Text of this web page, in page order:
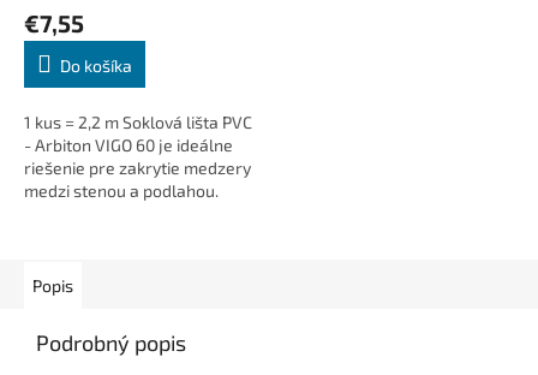
€7,55
Do košíka
1 kus = 2,2 m Soklová lišta PVC
- Arbiton VIGO 60 je ideálne
riešenie pre zakrytie medzery
medzi stenou a podlahou.
Popis
Podrobný popis